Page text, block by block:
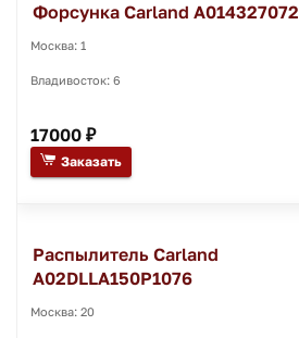
Форсунка Carland A014327072
Москва: 1
Владивосток: 6
17000 ₽
Заказать
Распылитель Carland
A02DLLA150P1076
Москва: 20